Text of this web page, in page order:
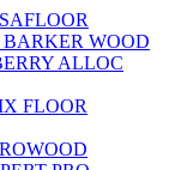
BARKER WOOD
ALLOC
FLOOR